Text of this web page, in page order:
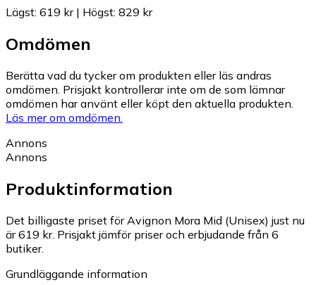
Lägst: 619 kr| Högst: 829 kr
Omdömen
Berätta vad du tycker om produkten eller läs andras
omdömen. Prisjakt kontrollerar inte om de som lämnar
omdömen har använt eller köpt den aktuella produkten.
Läs mer om omdömen.
Annons
Annons
Produktinformation
Det billigaste priset för Avignon Mora Mid (Unisex) just nu
är 619 kr. Prisjakt jämför priser och erbjudande från 6
butiker.
Grundläggande information